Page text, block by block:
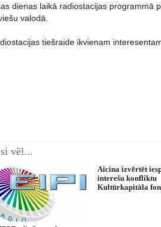
dienas laikā radiostacijas programmā
valodā.
tiešraide ikvienam
vēl...
Aicina izvērtēt
interešu konfliktu
Kultūrkapitāla